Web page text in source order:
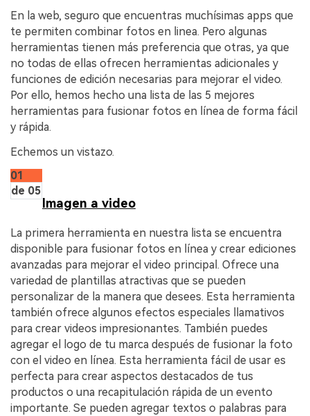
En la web, seguro que encuentras muchísimas apps que
te permiten combinar fotos en linea. Pero algunas
herramientas tienen más preferencia que otras, ya que
no todas de ellas ofrecen herramientas adicionales y
funciones de edición necesarias para mejorar el video.
Por ello, hemos hecho una lista de las 5 mejores
herramientas para fusionar fotos en línea de forma fácil
y rápida.
Echemos un vistazo.
01
de 05
Imagen a video
La primera herramienta en nuestra lista se encuentra
disponible para fusionar fotos en línea y crear ediciones
avanzadas para mejorar el video principal. Ofrece una
variedad de plantillas atractivas que se pueden
personalizar de la manera que desees. Esta herramienta
también ofrece algunos efectos especiales llamativos
para crear videos impresionantes. También puedes
agregar el logo de tu marca después de fusionar la foto
con el video en línea. Esta herramienta fácil de usar es
perfecta para crear aspectos destacados de tus
productos o una recapitulación rápida de un evento
importante. Se pueden agregar textos o palabras para